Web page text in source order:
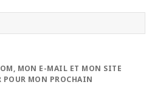
MON E-MAIL ET MON SITE
POUR MON PROCHAIN